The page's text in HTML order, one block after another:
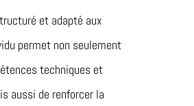
et adapté aux
permet non seulement
techniques et
aussi de renforcer la